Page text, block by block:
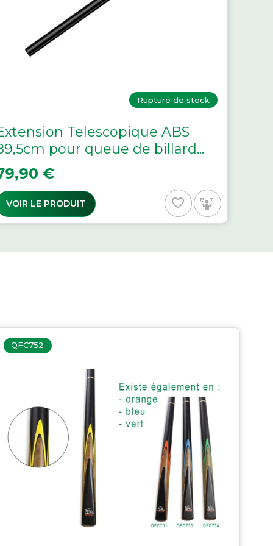
Rupture de stock
Telescopique ABS
pour queue de billard...
€
VOIR LE PRODUIT favorite_border
QFC752